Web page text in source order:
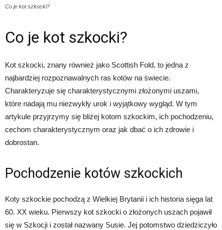
Co je kot szkocki?
Co je kot szkocki?
Kot szkocki, znany również jako Scottish Fold, to jedna z
najbardziej rozpoznawalnych ras kotów na świecie.
Charakteryzuje się charakterystycznymi złożonymi uszami,
które nadają mu niezwykły urok i wyjątkowy wygląd. W tym
artykule przyjrzymy się bliżej kotom szkockim, ich pochodzeniu,
cechom charakterystycznym oraz jak dbać o ich zdrowie i
dobrostan.
Pochodzenie kotów szkockich
Koty szkockie pochodzą z Wielkiej Brytanii i ich historia sięga lat
60. XX wieku. Pierwszy kot szkocki o złożonych uszach pojawił
się w Szkocji i został nazwany Susie. Jej potomstwo dziedziczyło